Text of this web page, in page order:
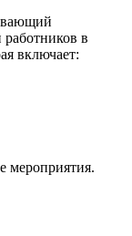
в
включает:
мероприятия.